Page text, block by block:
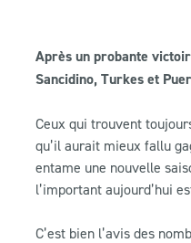
Après un probante
Sancidino, Turkes et
Ceux qui trouvent
qu’il aurait mieux fallu
entame une nouvelle
l’important aujourd’hui
C’est bien l’avis des